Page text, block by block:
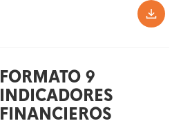
FORMATO 9
INDICADORES
FINANCIEROS